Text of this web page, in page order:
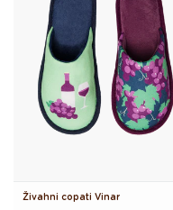
Živahni copati Vinar